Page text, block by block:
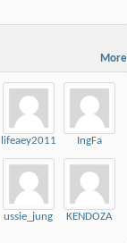
More
lifeaey2011 IngFa
ussie_jung KENDOZA